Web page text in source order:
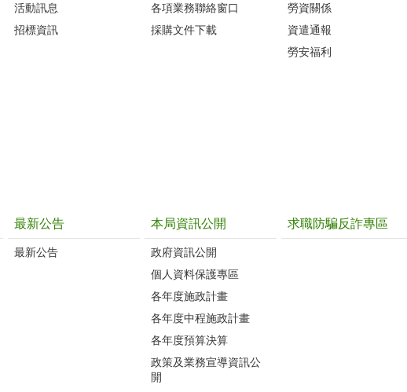
活動訊息
招標資訊
各項業務聯絡窗口
採購文件下載
勞資關係
資遣通報
勞安福利
最新公告
最新公告
本局資訊公開
政府資訊公開
個人資料保護專區
各年度施政計畫
各年度中程施政計畫
各年度預算決算
政策及業務宣導資訊公
開
求職防騙反詐專區